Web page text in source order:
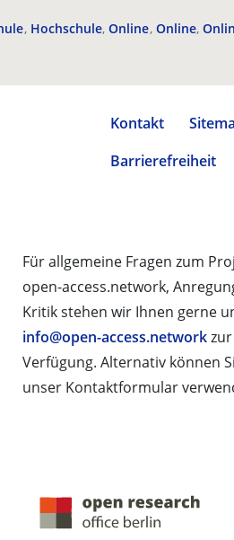
Hochschule Online Online
Kontakt
Barrierefreiheit
Für allgemeine Fragen zum
open-access.network,
Kritik stehen wir Ihnen gerne
info@open-access.networkzur
Verfügung. Alternativ können
unser Kontaktformular